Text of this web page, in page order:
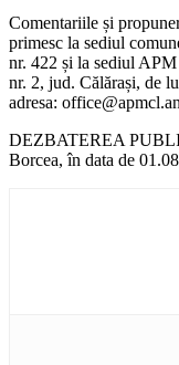
Comentariile și
primesc la sediul
nr. 422 și la sediul
nr. 2, jud. Călărași, de
adresa:
DEZBATEREA
Borcea, în data de